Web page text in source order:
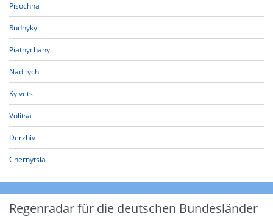
Pisochna
Rudnyky
Piatnychany
Naditychi
Kyivets
Volitsa
Derzhiv
Chernytsia
Regenradar für die deutschen Bundesländer